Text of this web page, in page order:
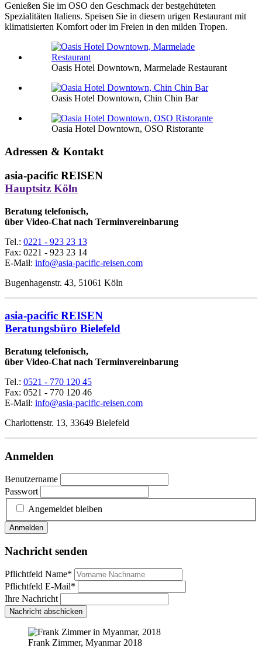
Genießen Sie im OSO den Geschmack der bestgehüteten
Spezialitäten Italiens. Speisen Sie in diesem urigen Restaurant mit
klimatisierten Komfort oder im Freien in den milden Tropen.
Oasis Hotel Downtown, Marmelade Restaurant
Oasis Hotel Downtown, Chin Chin Bar
Oasia Hotel Downtown, OSO Ristorante
Adressen & Kontakt
asia-pacific REISEN
Hauptsitz Köln
Beratung telefonisch,
über Video-Chat nach Terminvereinbarung
Tel.: 0221 - 923 23 13
Fax: 0221 - 923 23 14
E-Mail: info@asia-pacific-reisen.com
Bugenhagenstr. 43, 51061 Köln
asia-pacific REISEN
Beratungsbüro Bielefeld
Beratung telefonisch,
über Video-Chat nach Terminvereinbarung
Tel.: 0521 - 770 120 45
Fax: 0521 - 770 120 46
E-Mail: info@asia-pacific-reisen.com
Charlottenstr. 13, 33649 Bielefeld
Anmelden
Benutzername
Passwort
Angemeldet bleiben
Anmelden
Nachricht senden
Pflichtfeld Name*
Pflichtfeld E-Mail*
Ihre Nachricht
Nachricht abschicken
Frank Zimmer, Myanmar 2018